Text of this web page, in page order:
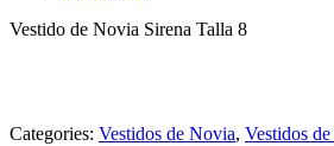
Vestido de Novia Sirena Talla 8
Categories: Vestidos de Novia, Vestidos